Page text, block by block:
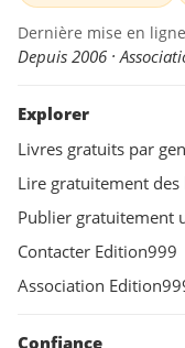
Dernière mise en
Depuis 2006 ·
Explorer
Livres gratuits par
Lire gratuitement
Publier gratuitement
Contacter Edition999
Association
Confiance